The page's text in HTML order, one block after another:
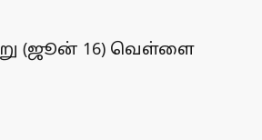
(ஜூன் 16) வெள்ளை